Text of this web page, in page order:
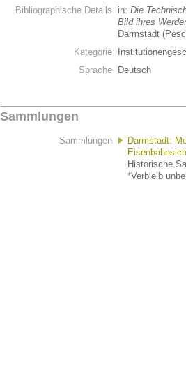
Bibliographische Details
in: Die
Bild ihres
Darmstadt
Kategorie
Sprache
Deutsch
Sammlungen
Sammlungen
Darmstadt:
Historische
*Verbleib